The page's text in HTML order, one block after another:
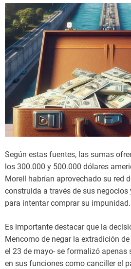
Según estas fuentes, las sumas
los 300.000 y 500.000 dólares
Morell habrían aprovechado su red
construida a través de sus negocios
para intentar comprar su impunidad.
Es importante destacar que la
Mencomo de negar la extradición
el 23 de mayo- se formalizó apenas
en sus funciones como canciller el